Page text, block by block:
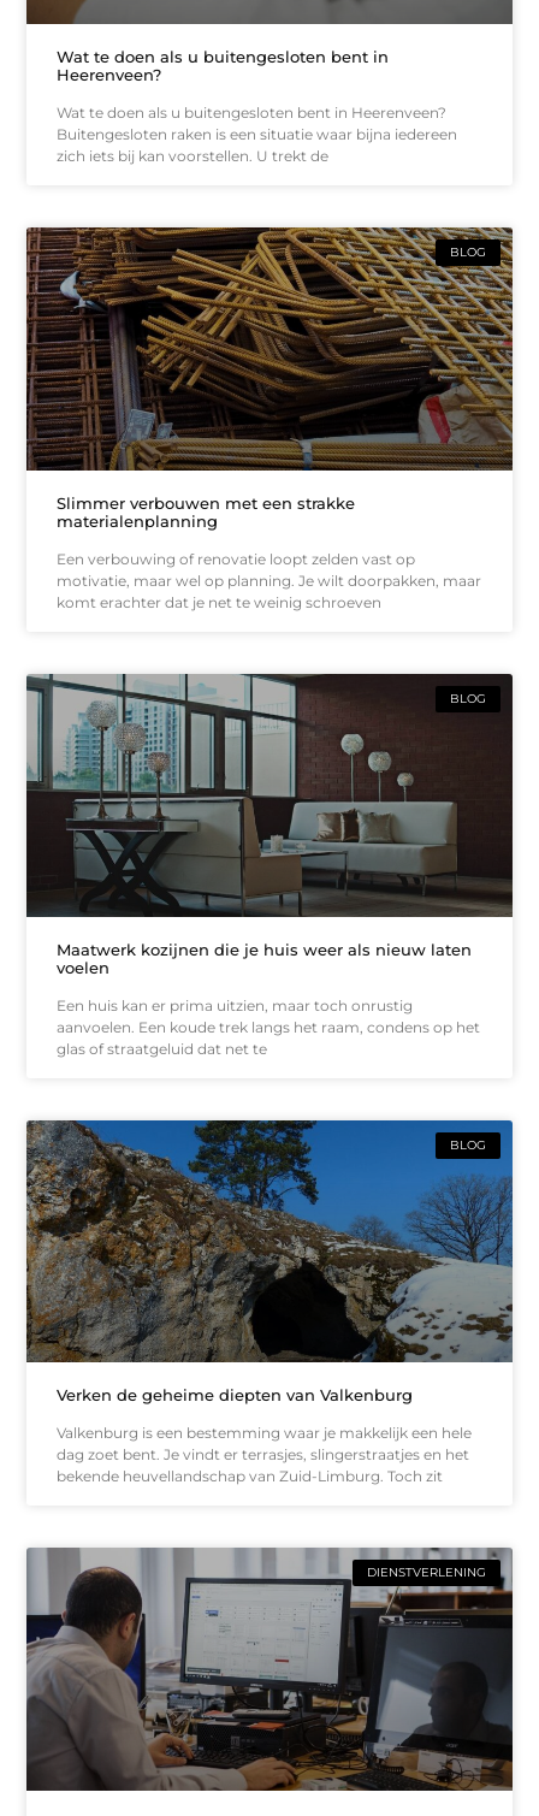
Wat te doen als u buitengesloten bent in
Heerenveen?
Wat te doen als u buitengesloten bent in Heerenveen?
Buitengesloten raken is een situatie waar bijna iedereen
zich iets bij kan voorstellen. U trekt de
BLOG
Slimmer verbouwen met een strakke
materialenplanning
Een verbouwing of renovatie loopt zelden vast op
motivatie, maar wel op planning. Je wilt doorpakken, maar
komt erachter dat je net te weinig schroeven
BLOG
Maatwerk kozijnen die je huis weer als nieuw laten
voelen
Een huis kan er prima uitzien, maar toch onrustig
aanvoelen. Een koude trek langs het raam, condens op het
glas of straatgeluid dat net te
BLOG
Verken de geheime diepten van Valkenburg
Valkenburg is een bestemming waar je makkelijk een hele
dag zoet bent. Je vindt er terrasjes, slingerstraatjes en het
bekende heuvellandschap van Zuid-Limburg. Toch zit
DIENSTVERLENING